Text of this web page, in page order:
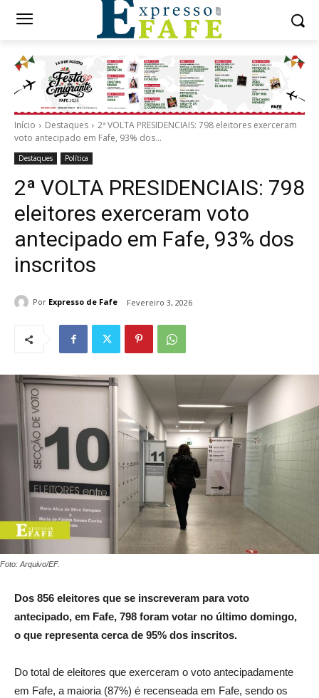
Início Destaques
2ª VOLTA PRESIDENCIAIS: 798 eleitores exerceram
voto antecipado em Fafe, 93% dos...
Destaques Política
2ª VOLTA PRESIDENCIAIS: 798
eleitores exerceram voto
antecipado em Fafe, 93% dos
inscritos
Por Expresso de Fafe Fevereiro 3, 2026
Foto: Arquivo/EF.
Dos 856 eleitores que se inscreveram para voto
antecipado, em Fafe, 798 foram votar no último domingo,
o que representa cerca de 95% dos inscritos.
Do total de eleitores que exerceram o voto antecipadamente
em Fafe, a maioria (87%) é recenseada em Fafe, sendo os